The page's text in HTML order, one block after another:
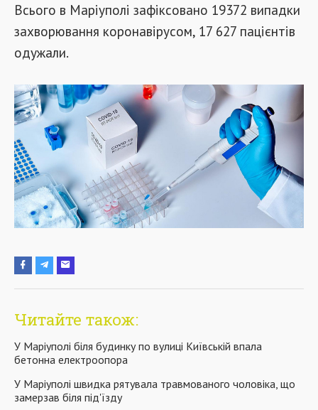
Всього в Маріуполі зафіксовано 19372 випадки
захворювання коронавірусом, 17 627 пацієнтів
одужали.
Читайте також:
У Маріуполі біля будинку по вулиці Київській впала
бетонна електроопора
У Маріуполі швидка рятувала травмованого чоловіка, що
замерзав біля під'їзду